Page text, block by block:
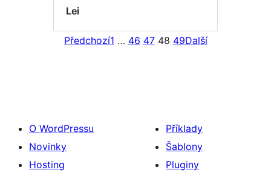
Lei
Předchozí1 … 46 47 48 49Další
O WordPressu
Novinky
Hosting
Příklady
Šablony
Pluginy